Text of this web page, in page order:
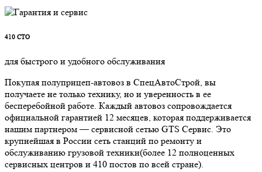
410 СТО
для быстрого и удобного обслуживания
Покупая полуприцеп-автовоз в СпецАвтоСтрой, вы
получаете не только технику, но и уверенность в ее
бесперебойной работе. Каждый автовоз сопровождается
официальной гарантией 12 месяцев, которая поддерживается
нашим партнером — сервисной сетью GTS Сервис. Это
крупнейшая в России сеть станций по ремонту и
обслуживанию грузовой техники(более 12 полноценных
сервисных центров и 410 постов по всей стране).